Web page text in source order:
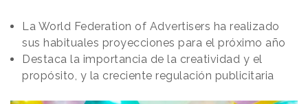
La World Federation of Advertisers ha realizado
sus habituales proyecciones para el próximo año
Destaca la importancia de la creatividad y el
propósito, y la creciente regulación publicitaria